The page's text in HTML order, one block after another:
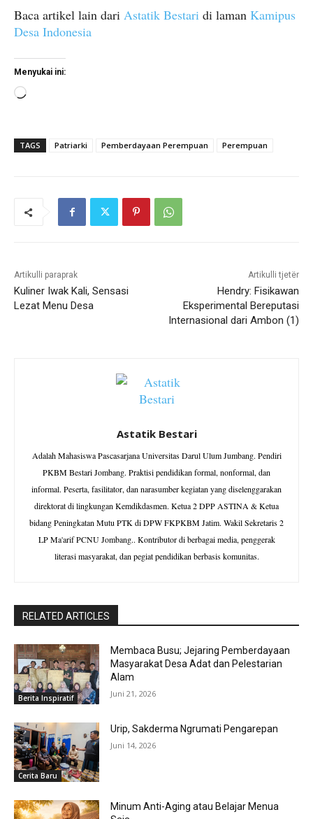
Baca artikel lain dari Astatik Bestari di laman Kamipus
Desa Indonesia
Menyukai ini:
M
u
TAGS Patriarki Pemberdayaan Perempuan Perempuan
Artikulli paraprak
Kuliner Iwak Kali, Sensasi
Lezat Menu Desa
Artikulli tjetër
Hendry: Fisikawan
Eksperimental Bereputasi
Internasional dari Ambon (1)
Astatik Bestari
Adalah Mahasiswa Pascasarjana Universitas Darul Ulum Jumbang. Pendiri
PKBM Bestari Jombang. Praktisi pendidikan formal, nonformal, dan
informal. Peserta, fasilitator, dan narasumber kegiatan yang diselenggarakan
direktorat di lingkungan Kemdikdasmen. Ketua 2 DPP ASTINA & Ketua
bidang Peningkatan Mutu PTK di DPW FKPKBM Jatim. Wakil Sekretaris 2
LP Ma'arif PCNU Jombang.. Kontributor di berbagai media, penggerak
literasi masyarakat, dan pegiat pendidikan berbasis komunitas.
RELATED ARTICLES
Berita Inspiratif
Membaca Busu; Jejaring Pemberdayaan
Masyarakat Desa Adat dan Pelestarian
Alam
Juni 21, 2026
Cerita Baru
Urip, Sakderma Ngrumati Pengarepan
Juni 14, 2026
Minum Anti-Aging atau Belajar Menua